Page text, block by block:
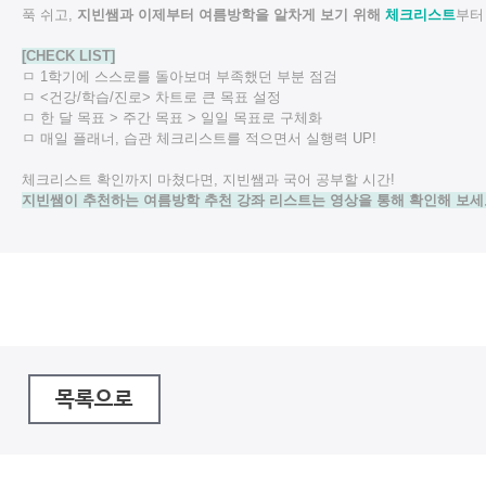
푹 쉬고, 지빈쌤과 이제부터 여름방학을 알차게 보기 위해 체크리스트부
[CHECK LIST]
ㅁ 1학기에 스스로를 돌아보며 부족했던 부분 점검
ㅁ <건강/학습/진로> 차트로 큰 목표 설정
ㅁ 한 달 목표 > 주간 목표 > 일일 목표로 구체화
ㅁ 매일 플래너, 습관 체크리스트를 적으면서 실행력 UP!
체크리스트 확인까지 마쳤다면, 지빈쌤과 국어 공부할 시간!
지빈쌤이 추천하는 여름방학 추천 강좌 리스트는 영상을 통해 확인해 보세
목록으로